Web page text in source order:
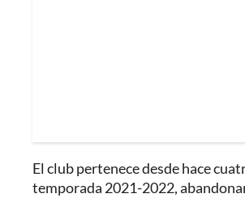
El club pertenece desde hace
temporada 2021-2022,